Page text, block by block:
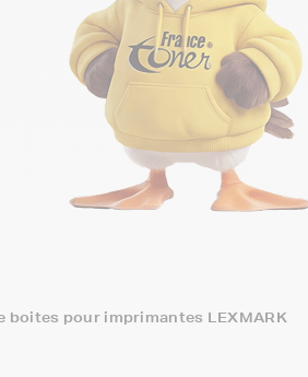
boites pour imprimantes LEXMARK